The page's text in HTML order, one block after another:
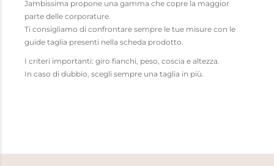
Jambissima propone una gamma che copre la maggior
parte delle corporature.
Ti consigliamo di confrontare sempre le tue misure con le
guide taglia presenti nella scheda prodotto.
I criteri importanti: giro fianchi, peso, coscia e altezza.
In caso di dubbio, scegli sempre una taglia in più.